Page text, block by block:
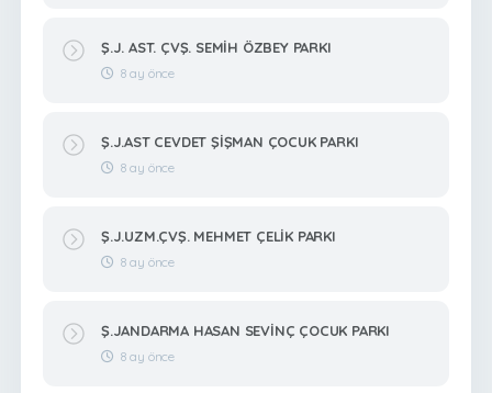
Ş.J. AST. ÇVŞ. SEMİH ÖZBEY PARKI
8 ay önce
Ş.J.AST CEVDET ŞİŞMAN ÇOCUK PARKI
8 ay önce
Ş.J.UZM.ÇVŞ. MEHMET ÇELİK PARKI
8 ay önce
Ş.JANDARMA HASAN SEVİNÇ ÇOCUK PARKI
8 ay önce